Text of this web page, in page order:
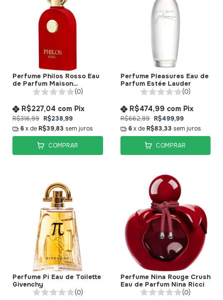
Perfume Philos Rosso Eau
de Parfum Maison
Alhambra
(0)
R$316,99 R$238,99
R$227,04 com Pix
6x de R$39,83 sem juros
COMPRAR
Perfume Pleasures Eau de
Parfum Estée Lauder
(0)
R$662,99 R$499,99
R$474,99 com Pix
6 x de R$83,33 sem juros
COMPRAR
Perfume Pi Eau de Toilette
Givenchy
(0)
Perfume Nina Rouge Crush
Eau de Parfum Nina Ricci
(0)